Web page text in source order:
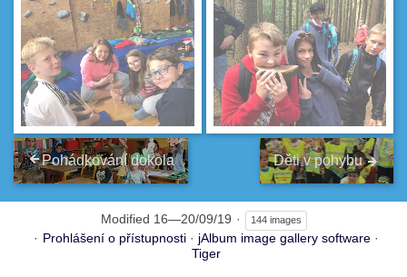
Pohádkování dokola Děti v pohybu
Modified 16—20/09/19 144 images
Prohlášení o přístupnosti· jAlbum image gallery software·
Tiger